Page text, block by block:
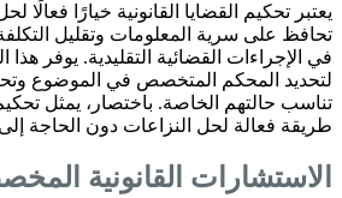
يعتبر تحكيم القضايا القانونية خيارًا فعالًا
تحافظ على سرية المعلومات وتقليل
في الإجراءات القضائية التقليدية. يوفر
لتحديد المحكم المتخصص في الموضوع
تناسب حالتهم الخاصة. باختصار، يمثل تحكيم
طريقة فعالة لحل النزاعات دون الحاجة إلى
الاستشارات القانونية